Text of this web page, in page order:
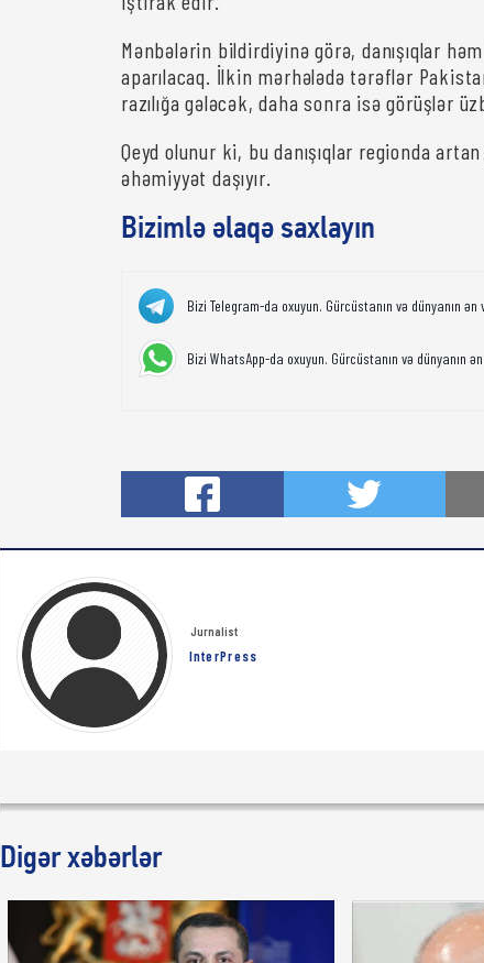
Mənbələrin bildirdiyinə görə, danışıqlar
aparılacaq. İlkin mərhələdə tərəflər
razılığa gələcək, daha sonra isə görüşlər
Qeyd olunur ki, bu danışıqlar regionda
əhəmiyyət daşıyır.
Bizimlə əlaqə saxlayın
Bizi Telegram-da oxuyun. Gürcüstanın və dünyanın
Bizi WhatsApp-da oxuyun. Gürcüstanın və dünyanın
Jurnalist
InterPress
Digər xəbərlər